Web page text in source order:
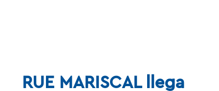
RUE MARISCAL llega